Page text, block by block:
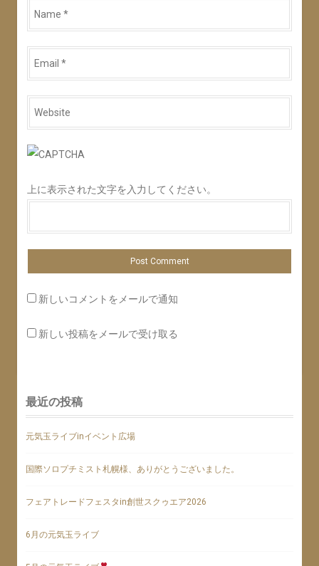
*
*
*
上に表示された文字を入力してください。
新しいコメントをメールで通知
新しい投稿をメールで受け取る
最近の投稿
元気玉ライブinイベント広場
国際ソロプチミスト札幌様、ありがとうございました。
フェアトレードフェスタin創世スクゥエア2026
6月の元気玉ライブ